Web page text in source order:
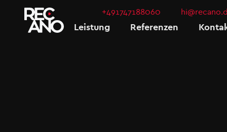
+491747188060
Leistung Referenzen